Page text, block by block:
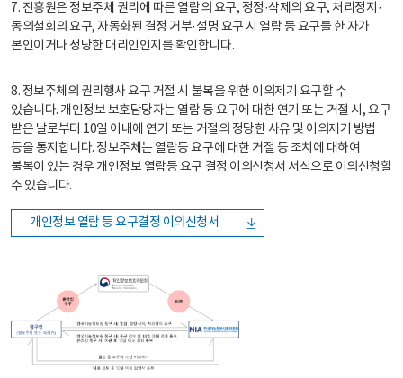
7. 진흥원은 정보주체 권리에 따른 열람의 요구, 정정·삭제의 요구, 처리정지·
동의철회의 요구, 자동화된 결정 거부·설명 요구 시 열람 등 요구를 한 자가
본인이거나 정당한 대리인인지를 확인합니다.
8. 정보주체의 권리행사 요구 거절 시 불복을 위한 이의제기 요구할 수
있습니다. 개인정보 보호담당자는 열람 등 요구에 대한 연기 또는 거절 시, 요구
받은 날로부터 10일 이내에 연기 또는 거절의 정당한 사유 및 이의제기 방법
등을 통지합니다. 정보주체는 열람등 요구에 대한 거절 등 조치에 대하여
불복이 있는 경우 개인정보 열람등 요구 결정 이의신청서 서식으로 이의신청할
수 있습니다.
개인정보 열람 등 요구결정 이의신청서